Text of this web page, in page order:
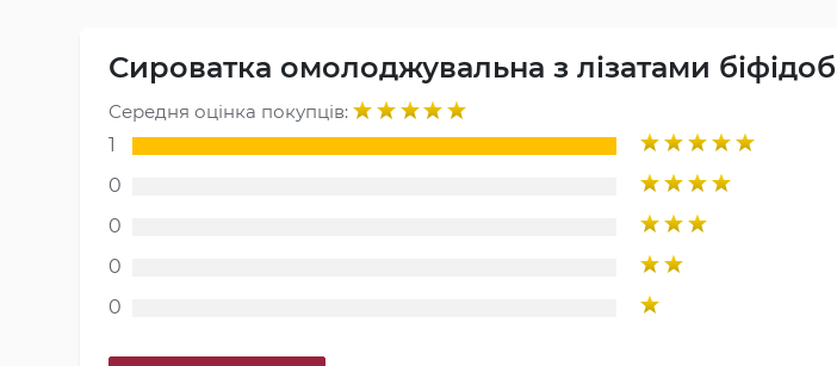
Сироватка омолоджувальна з лізатами
Середня оцінка покупців:
1
0
0
0
0